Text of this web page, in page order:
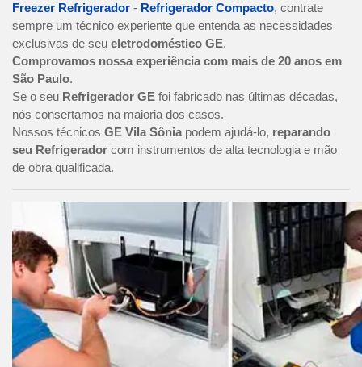
Freezer Refrigerador - Refrigerador Compacto, contrate
sempre um técnico experiente que entenda as necessidades
exclusivas de seu eletrodoméstico GE.
Comprovamos nossa experiência com mais de 20 anos em
São Paulo.
Se o seu Refrigerador GE foi fabricado nas últimas décadas,
nós consertamos na maioria dos casos.
Nossos técnicos GE Vila Sônia podem ajudá-lo, reparando
seu Refrigerador com instrumentos de alta tecnologia e mão
de obra qualificada.